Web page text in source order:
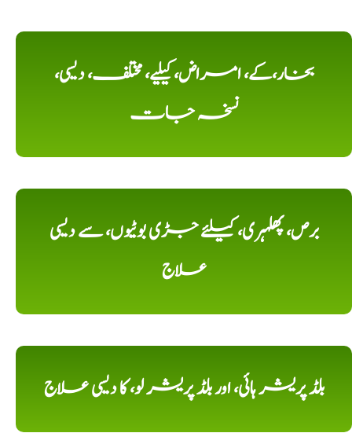
بخار،کے، امراض، کیلیے، مختلف، دیسی،
نسخہ جات
برص، پھلہری، کیلئے جڑی بوٹیوں، سے دیسی
علاج
بلڈ پریشر ہائی، اور بلڈ پریشر لو، کا دیسی علاج